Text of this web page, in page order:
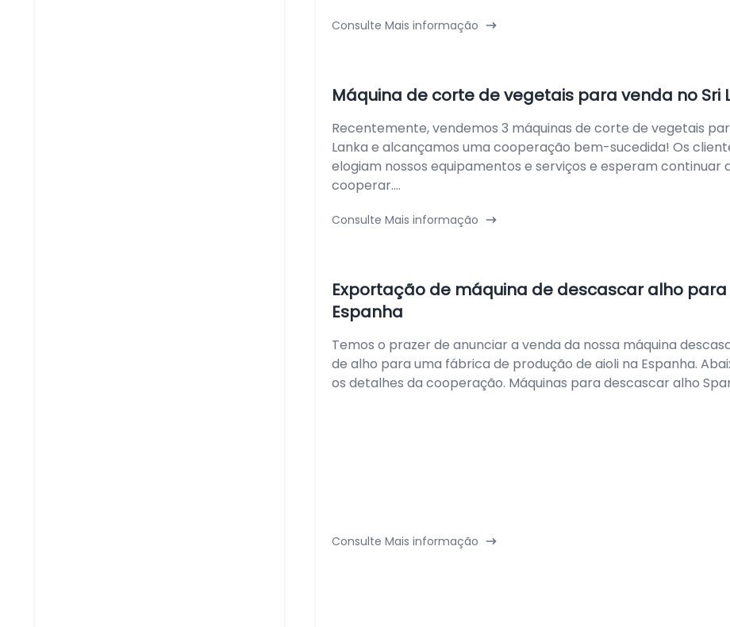
Consulte Mais informação
Máquina de corte de vegetais para venda no Sri
Recentemente, vendemos 3 máquinas de corte de vegetais
Lanka e alcançamos uma cooperação bem-sucedida! Os
elogiam nossos equipamentos e serviços e esperam continuar
cooperar....
Consulte Mais informação
Exportação de máquina de descascar alho para
Espanha
Temos o prazer de anunciar a venda da nossa máquina
de alho para uma fábrica de produção de aioli na Espanha.
os detalhes da cooperação. Máquinas para descascar alho
Consulte Mais informação